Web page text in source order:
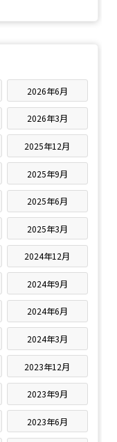
2026年6月
2026年3月
2025年12月
2025年9月
2025年6月
2025年3月
2024年12月
2024年9月
2024年6月
2024年3月
2023年12月
2023年9月
2023年6月